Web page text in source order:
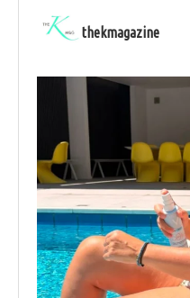
thekmagazine